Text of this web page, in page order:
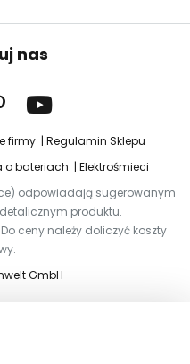
nas
firmy
Regulamin Sklepu
o bateriach
Elektrośmieci
odpowiadają sugerowanym
produktu.
ceny należy doliczyć koszty
GmbH